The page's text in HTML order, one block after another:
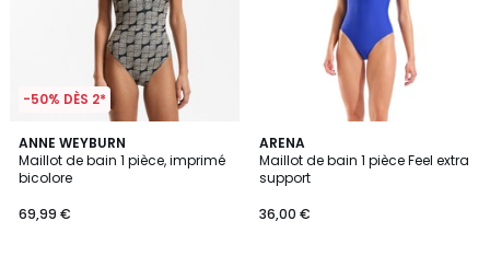
-50% DÈS 2*
ANNE WEYBURN
Maillot de bain 1 pièce, imprimé
bicolore
69,99 €
5
/
5
ARENA
Maillot de bain 1 pièce Feel extra
support
36,00 €
3
/
5